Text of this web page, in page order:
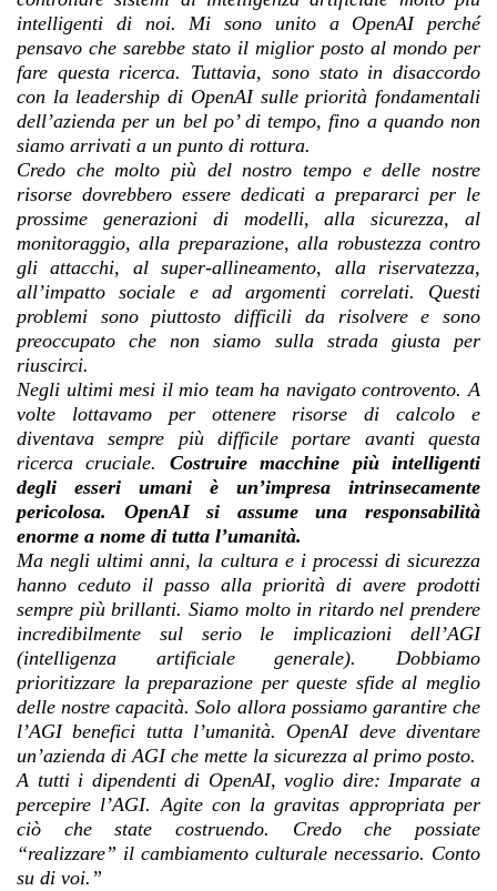
intelligenti di noi. Mi sono unito a OpenAI perché
pensavo che sarebbe stato il miglior posto al mondo per
fare questa ricerca. Tuttavia, sono stato in disaccordo
con la leadership di OpenAI sulle priorità fondamentali
dell’azienda per un bel po’ di tempo, fino a quando non
siamo arrivati a un punto di rottura.
Credo che molto più del nostro tempo e delle nostre
risorse dovrebbero essere dedicati a prepararci per le
prossime generazioni di modelli, alla sicurezza, al
monitoraggio, alla preparazione, alla robustezza contro
gli attacchi, al super-allineamento, alla riservatezza,
all’impatto sociale e ad argomenti correlati. Questi
problemi sono piuttosto difficili da risolvere e sono
preoccupato che non siamo sulla strada giusta per
riuscirci.
Negli ultimi mesi il mio team ha navigato controvento. A
volte lottavamo per ottenere risorse di calcolo e
diventava sempre più difficile portare avanti questa
ricerca cruciale. Costruire macchine più intelligenti
degli esseri umani è un’impresa intrinsecamente
pericolosa. OpenAI si assume una responsabilità
enorme a nome di tutta l’umanità.
Ma negli ultimi anni, la cultura e i processi di sicurezza
hanno ceduto il passo alla priorità di avere prodotti
sempre più brillanti. Siamo molto in ritardo nel prendere
incredibilmente sul serio le implicazioni dell’AGI
(intelligenza artificiale generale). Dobbiamo
prioritizzare la preparazione per queste sfide al meglio
delle nostre capacità. Solo allora possiamo garantire che
l’AGI benefici tutta l’umanità. OpenAI deve diventare
un’azienda di AGI che mette la sicurezza al primo posto.
A tutti i dipendenti di OpenAI, voglio dire: Imparate a
percepire l’AGI. Agite con la gravitas appropriata per
ciò che state costruendo. Credo che possiate
“realizzare” il cambiamento culturale necessario. Conto
su di voi.”